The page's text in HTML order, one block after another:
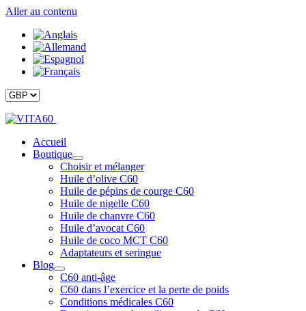
Aller au contenu
Accueil
Boutique
Choisir et mélanger
Huile d’olive C60
Huile de pépins de courge C60
Huile de nigelle C60
Huile de chanvre C60
Huile d’avocat C60
Huile de coco MCT C60
Adaptateurs et seringue
Blog
C60 anti-âge
C60 dans l’exercice et la perte de poids
Conditions médicales C60